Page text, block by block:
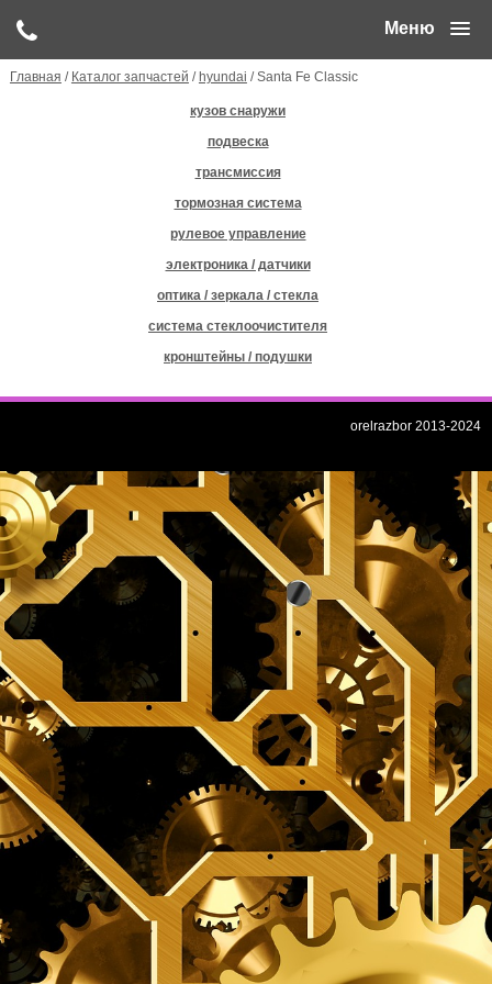
Меню
Главная / Каталог запчастей / hyundai / Santa Fe Classic
кузов снаружи
подвеска
трансмиссия
тормозная система
рулевое управление
электроника / датчики
оптика / зеркала / стекла
система стеклоочистителя
кронштейны / подушки
orelrazbor 2013-2024